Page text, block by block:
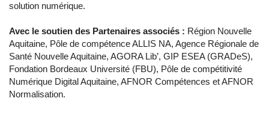
solution numérique.
Avec le soutien des Partenaires associés : Région Nouvelle
Aquitaine, Pôle de compétence ALLIS NA, Agence Régionale de
Santé Nouvelle Aquitaine, AGORA Lib’, GIP ESEA (GRADeS),
Fondation Bordeaux Université (FBU), Pôle de compétitivité
Numérique Digital Aquitaine, AFNOR Compétences et AFNOR
Normalisation.